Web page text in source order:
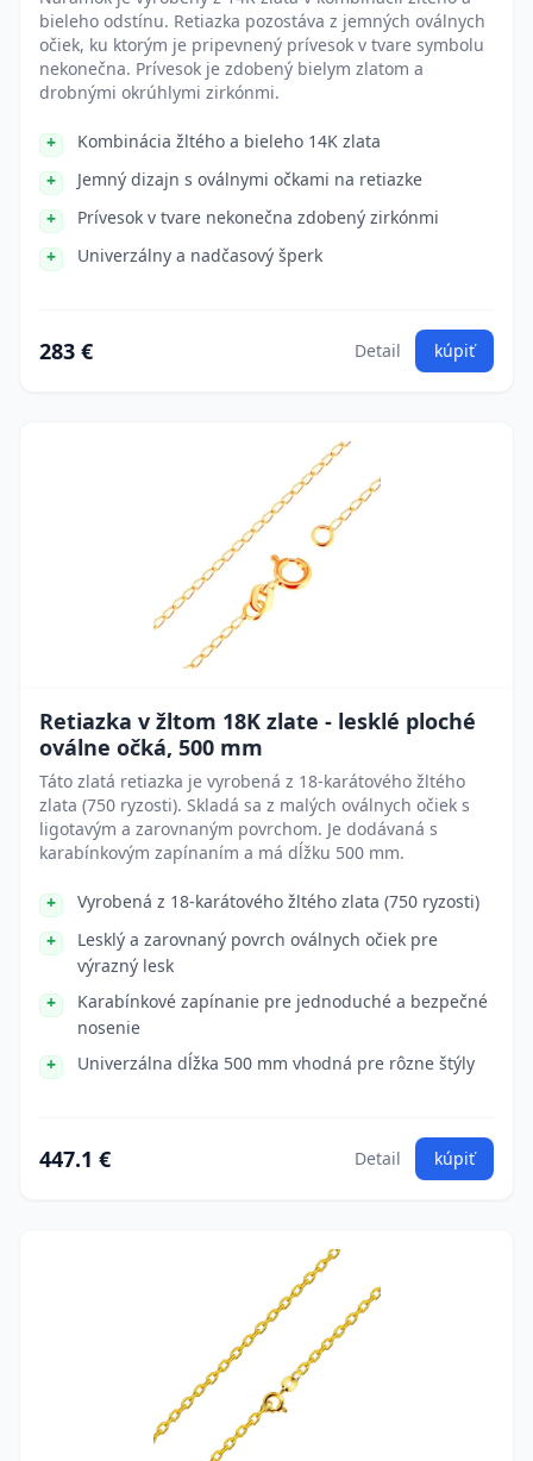
bieleho odstínu. Retiazka pozostáva z jemných oválnych
očiek, ku ktorým je pripevnený prívesok v tvare symbolu
nekonečna. Prívesok je zdobený bielym zlatom a
drobnými okrúhlymi zirkónmi.
Kombinácia žltého a bieleho 14K zlata
Jemný dizajn s oválnymi očkami na retiazke
Prívesok v tvare nekonečna zdobený zirkónmi
Univerzálny a nadčasový šperk
283 € Detail kúpiť
Retiazka v žltom 18K zlate - lesklé ploché
oválne očká, 500 mm
Táto zlatá retiazka je vyrobená z 18-karátového žltého
zlata (750 ryzosti). Skladá sa z malých oválnych očiek s
ligotavým a zarovnaným povrchom. Je dodávaná s
karabínkovým zapínaním a má dĺžku 500 mm.
Vyrobená z 18-karátového žltého zlata (750 ryzosti)
Lesklý a zarovnaný povrch oválnych očiek pre
výrazný lesk
Karabínkové zapínanie pre jednoduché a bezpečné
nosenie
Univerzálna dĺžka 500 mm vhodná pre rôzne štýly
447.1 € Detail kúpiť